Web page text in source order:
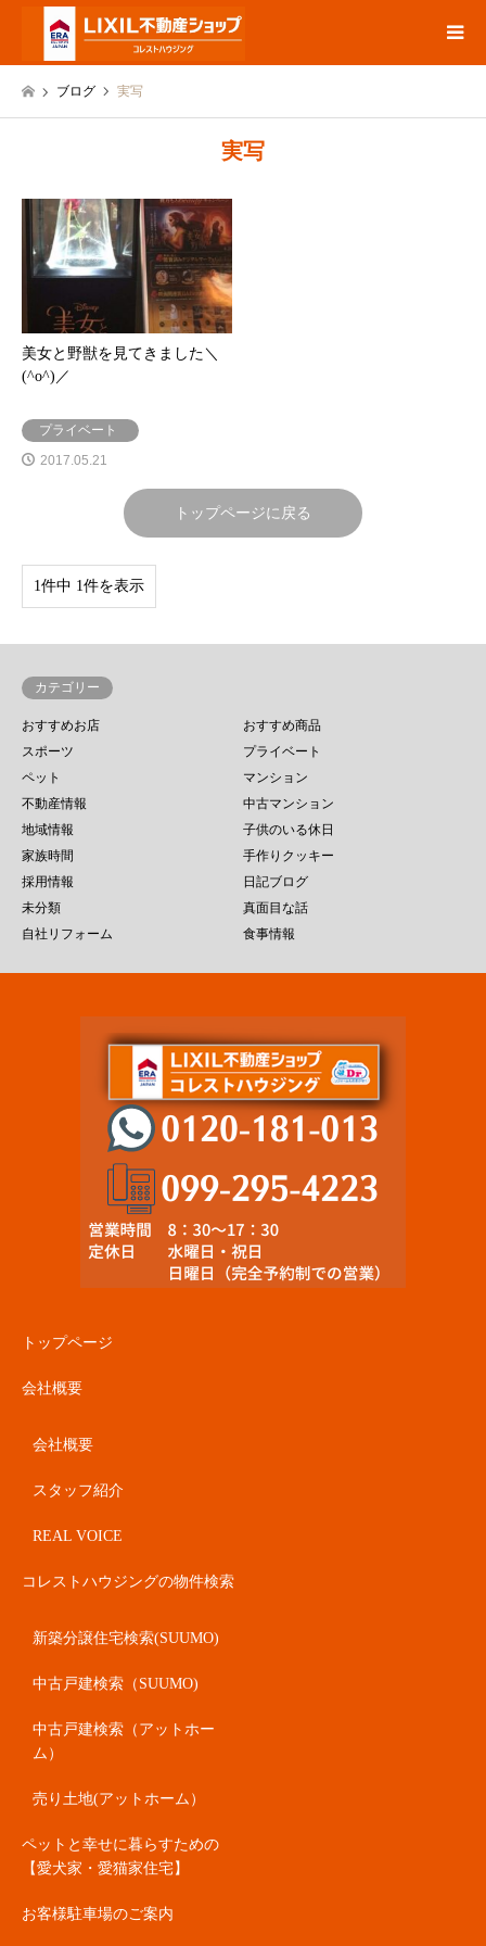
ブログ 実写
実写
美女と野獣を見てきました＼
(^o^)／
プライベート
2017.05.21
トップページに戻る
1件中 1件を表示
カテゴリー
おすすめお店
おすすめ商品
スポーツ
プライベート
ペット
マンション
不動産情報
中古マンション
地域情報
子供のいる休日
家族時間
手作りクッキー
採用情報
日記ブログ
未分類
真面目な話
自社リフォーム
食事情報
トップページ
会社概要
会社概要
スタッフ紹介
REAL VOICE
コレストハウジングの物件検索
新築分譲住宅検索(SUUMO)
中古戸建検索（SUUMO)
中古戸建検索（アットホー
ム）
売り土地(アットホーム）
ペットと幸せに暮らすための
【愛犬家・愛猫家住宅】
お客様駐車場のご案内